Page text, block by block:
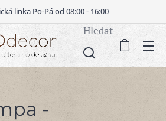
linka Po-Pá od 08:00 - 16:00
Hledat
-